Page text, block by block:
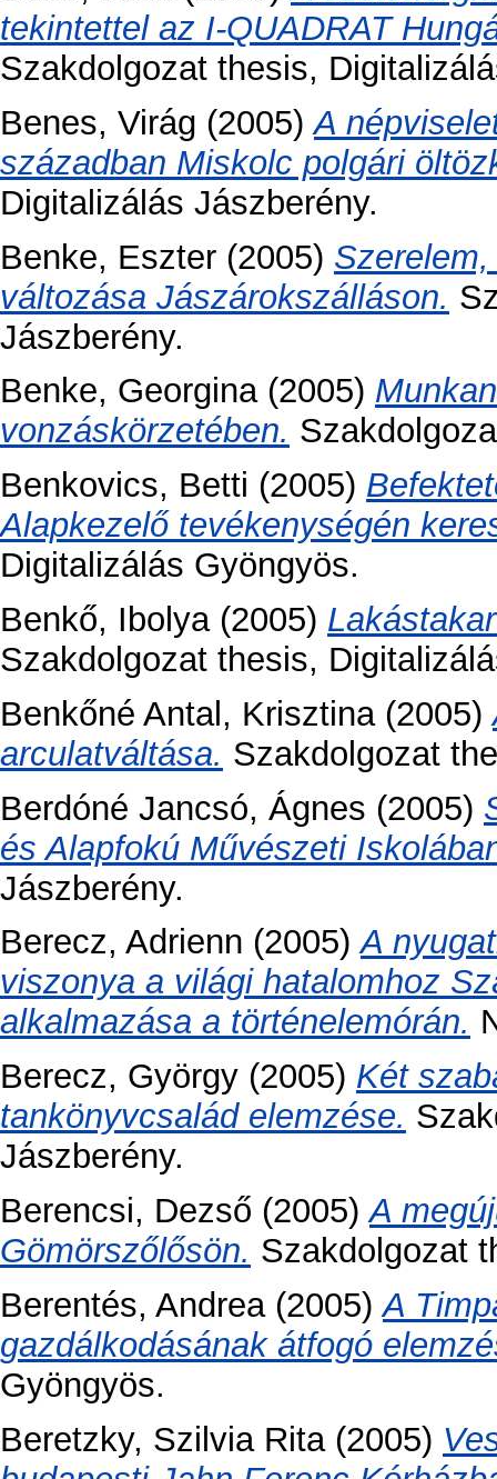
tekintettel az I-QUADRAT
Szakdolgozat thesis,
Benes, Virág (2005)A
században Miskolc polgári
Digitalizálás Jászberény.
Benke, Eszter (2005)
változása Jászárokszálláson.
Jászberény.
Benke, Georgina(2005)
vonzáskörzetében.
Benkovics, Betti (2005)
Alapkezelő tevékenységén
Digitalizálás Gyöngyös.
Benkő, Ibolya(2005)
Szakdolgozat thesis,
Benkőné Antal, Krisztina(2005)
arculatváltása. Szakdolgozat
Berdóné Jancsó, Ágnes (2005)
és Alapfokú Művészeti
Jászberény.
Berecz, Adrienn (2005)A
viszonya a világi hatalomhoz
alkalmazása a történelemórán.
Berecz, György (2005) Két
tankönyvcsalád elemzése.
Jászberény.
Berencsi, Dezső (2005)A
Gömörszőlősön. Szakdolgozat
Berentés, Andrea(2005)A
gazdálkodásának átfogó
Gyöngyös.
Beretzky, Szilvia Rita(2005)